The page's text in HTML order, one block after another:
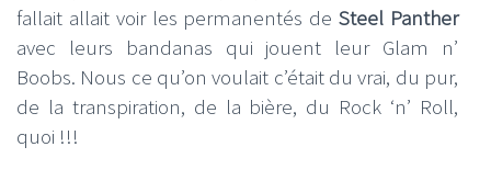
fallait allait voir les permanentés deSteel Panther
avec leurs bandanas qui jouent leur Glam n’
Boobs. Nous ce qu’on voulait c’était du vrai, du pur,
de la transpiration, de la bière, du Rock ‘n’ Roll,
quoi !!!